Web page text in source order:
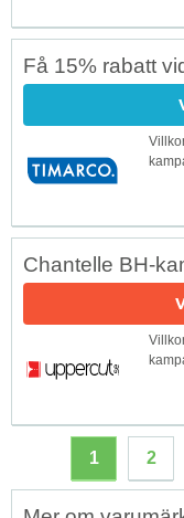
Få 15% rabatt
Chantelle BH-
1 2